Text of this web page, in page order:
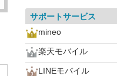
サポートサービス
mineo
楽天モバイル
LINEモバイル